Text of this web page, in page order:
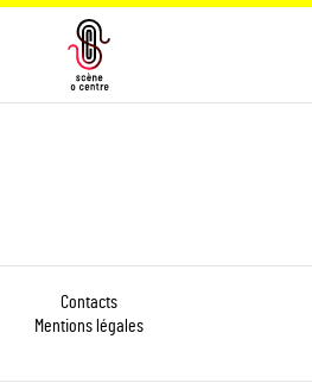
Contacts
Mentions légales